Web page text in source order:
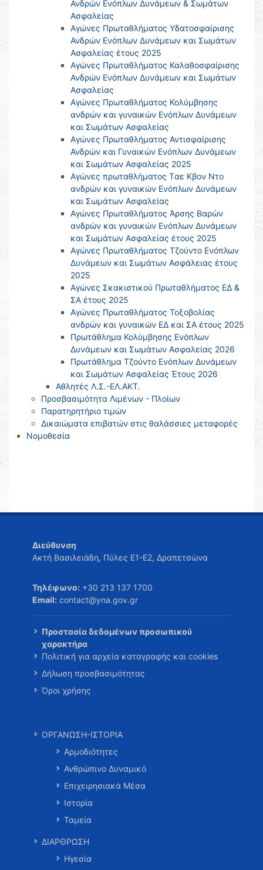
Ανδρών Ενόπλων Δυνάμεων & Σωμάτων
Ασφαλείας
Αγώνες Πρωταθλήματος Υδατοσφαίρισης
Ανδρών Ενόπλων Δυνάμεων και Σωμάτων
Ασφαλείας έτους 2025
Αγώνες Πρωταθλήματος Καλαθοσφαίρισης
Ανδρών Ενόπλων Δυνάμεων και Σωμάτων
Ασφαλείας
Αγώνες Πρωταθλήματος Κολύμβησης
ανδρών και γυναικών Ενόπλων Δυνάμεων
και Σωμάτων Ασφαλείας
Αγώνες Πρωταθλήματος Αντισφαίρισης
Ανδρών και Γυναικών Ενόπλων Δυνάμεων
και Σωμάτων Ασφαλείας 2025
Αγώνες πρωταθλήματος Tαε Κβον Ντο
ανδρών και γυναικών Ενόπλων Δυνάμεων
και Σωμάτων Ασφαλείας
Αγώνες Πρωταθλήματος Άρσης Βαρών
ανδρών και γυναικών Ενόπλων Δυνάμεων
και Σωμάτων Ασφαλείας έτους 2025
Αγώνες Πρωταθλήματος Τζούντο Ενόπλων
Δυνάμεων και Σωμάτων Ασφάλειας έτους
2025
Αγώνες Σκακιστικού Πρωταθλήματος ΕΔ &
ΣΑ έτους 2025
Αγώνες Πρωταθλήματος Τοξοβολίας
ανδρών και γυναικών ΕΔ και ΣΑ έτους 2025
Πρωτάθλημα Κολύμβησης Ενόπλων
Δυνάμεων και Σωμάτων Ασφαλείας 2026
Πρωτάθλημα Τζούντο Ενόπλων Δυνάμεων
και Σωμάτων Ασφαλείας Έτους 2026
Αθλητές Λ.Σ.-ΕΛ.ΑΚΤ.
Προσβασιμότητα Λιμένων - Πλοίων
Παρατηρητήριο τιμών
Δικαιώματα επιβατών στις θαλάσσιες μεταφορές
Νομοθεσία
Διεύθυνση
Ακτή Βασιλειάδη, Πύλες Ε1-Ε2, Δραπετσώνα
Τηλέφωνο: +30 213 137 1700
Email: contact@yna.gov.gr
Προστασία δεδομένων προσωπικού
χαρακτήρα
Πολιτική για αρχεία καταγραφής και cookies
Δήλωση προσβασιμότητας
Όροι χρήσης
ΟΡΓΑΝΩΣΗ-ΙΣΤΟΡΙΑ
Αρμοδιότητες
Ανθρώπινο Δυναμικό
Επιχειρησιακά Μέσα
Ιστορία
Ταμεία
ΔΙΑΡΘΡΩΣΗ
Ηγεσία